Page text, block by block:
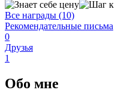
Все награды (10)
Рекомендательные письма
0
Друзья
1
Обо мне